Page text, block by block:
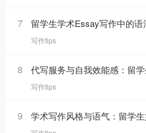
7 留学生学术Essay写作中的
写作tips
8 代写服务与自我效能感：留
写作tips
9 学术写作风格与语气：留学